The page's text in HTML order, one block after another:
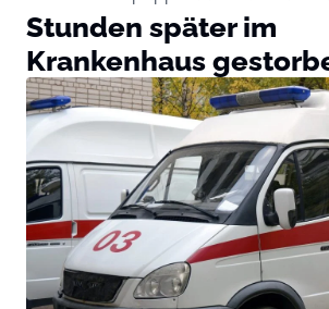
Stunden später im
Krankenhaus